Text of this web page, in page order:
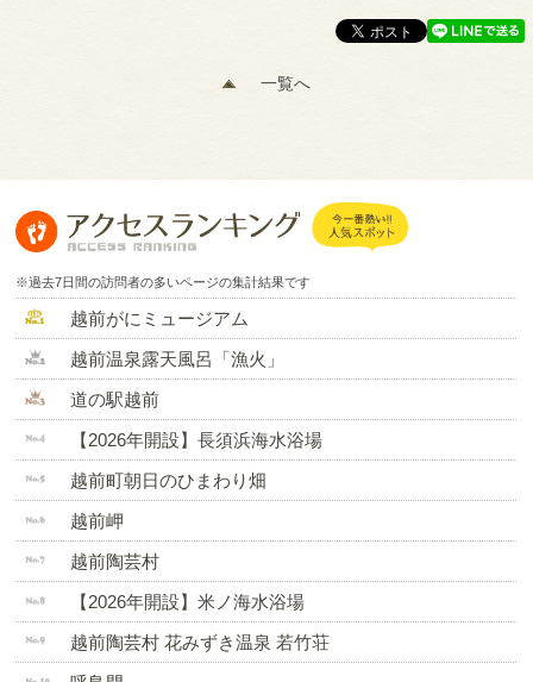
※過去7日間の訪問者の多いページの集計結果です
越前がにミュージアム
越前温泉露天風呂「漁火」
道の駅越前
【2026年開設】長須浜海水浴場
越前町朝日のひまわり畑
越前岬
越前陶芸村
【2026年開設】米ノ海水浴場
越前陶芸村 花みずき温泉 若竹荘
一覧へ